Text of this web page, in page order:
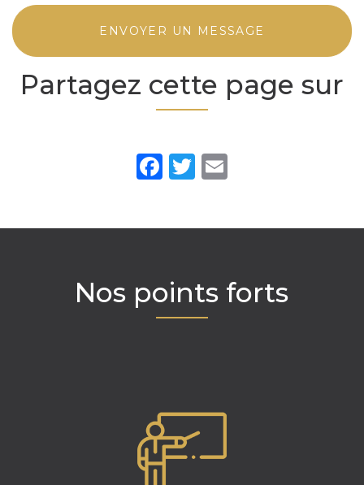
ENVOYER UN MESSAGE
Partagez cette page sur
Facebook
Twitter
Nos points forts